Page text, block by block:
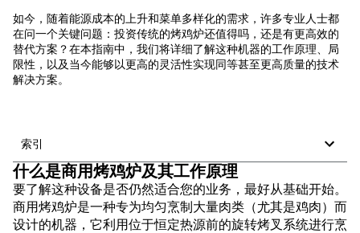
如今，随着能源成本的上升和菜单多样化的需求，许多专业人士都
在问一个关键问题：投资传统的烤鸡炉还值得吗，还是有更高效的
替代方案？在本指南中，我们将详细了解这种机器的工作原理、局
限性，以及当今能够以更高的灵活性实现同等甚至更高质量的技术
解决方案。
索引
什么是商用烤鸡炉及其工作原理
要了解这种设备是否仍然适合您的业务，最好从基础开始。
商用烤鸡炉是一种专为均匀烹制大量肉类（尤其是鸡肉）而
设计的机器，它利用位于恒定热源前的旋转烤叉系统进行烹